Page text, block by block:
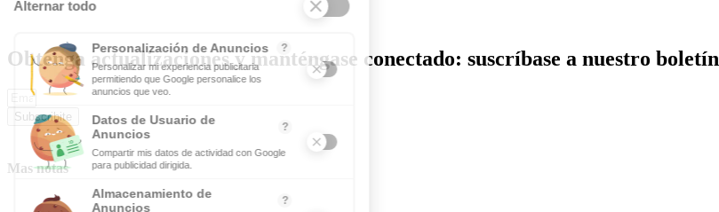
Obtenga actualizaciones y manténgase conectado: suscríbase a nuestro boletín
Subscribite
Mas notas